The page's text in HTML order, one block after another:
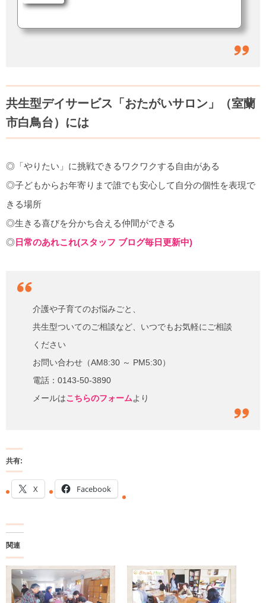
ない。特別な何かをやってるという実感もない。きっと、他の会社も同じよう
共生型デイサービス「おたがいサロン」（室蘭
市白鳥台）には
◎「やりたい」に挑戦できるワクワクする自由がある
◎子どもからお年寄りまで誰でも安心して自分の個性を表現で
きる場所
◎生きる喜びを分かち合える仲間ができる
◎ 日常のあれこれ(スタッフ ブログ毎日更新中)
介護や子育てのお悩みごと、
共生型ついてのご相談など、いつでもお気軽にご相談
ください
お問い合わせ（AM8:30 ～ PM5:30）
電話：0143-50-3890
メールはこちらのフォームより
共有:
X Facebook
関連